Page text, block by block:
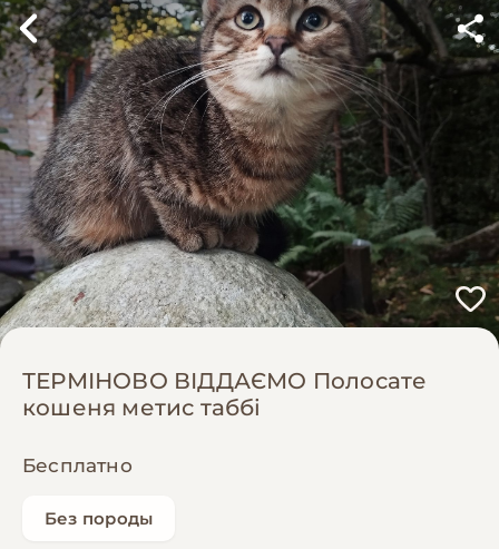
ТЕРМІНОВО ВІДДАЄМО Полосате
кошеня метис таббі
Бесплатно
Без породы